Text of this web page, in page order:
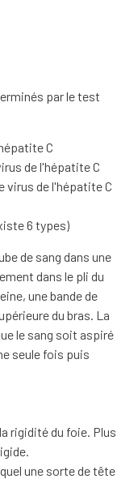
par le test
C
de l'hépatite C
virus de l'hépatite C
6 types)
de sang dans une
dans le pli du
une bande de
du bras. La
le sang soit aspiré
seule fois puis
rigidité du foie. Plus
une sorte de tête